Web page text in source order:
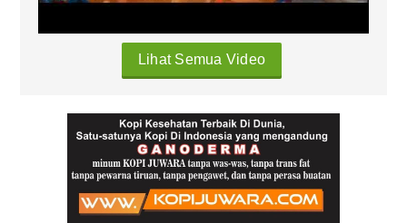
Lihat Semua Video